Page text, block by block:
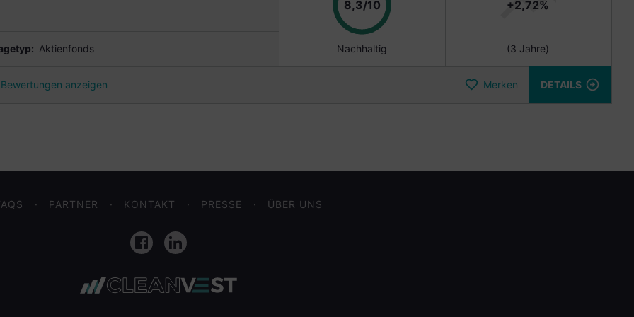
Aktienfonds
8,3/10Punkte
Nachhaltig
+2,72%
(3 Jahre)
Bewertungen anzeigen Merken DETAILS
PARTNER KONTAKT PRESSE ÜBER UNS
FacebookLinkedIn